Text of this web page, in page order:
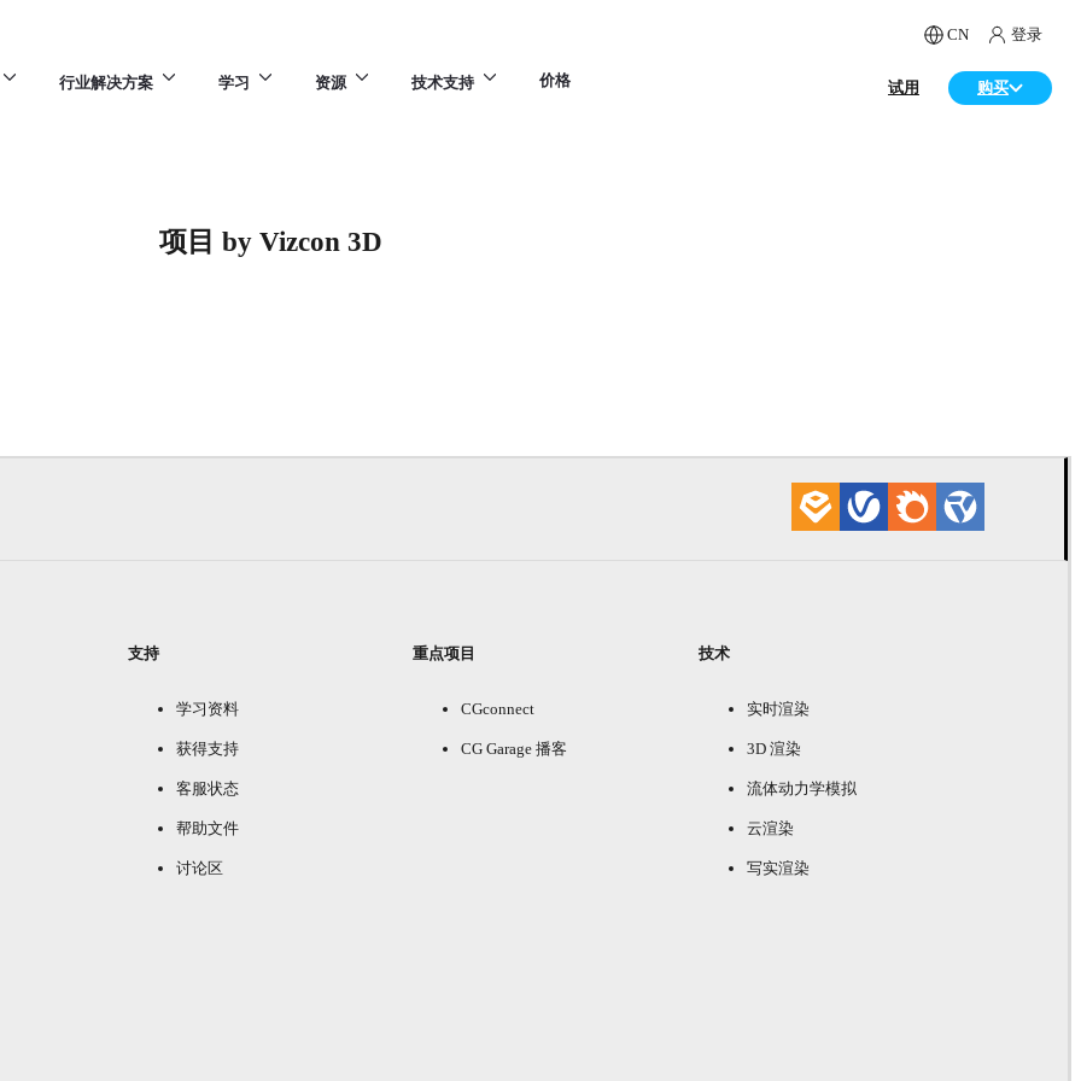
CN 登录
行业解决方案 学习 资源 技术支持 价格 试用 购买
项目 by Vizcon 3D
支持
学习资料
获得支持
客服状态
帮助文件
讨论区
重点项目
CGconnect
CG Garage 播客
技术
实时渲染
3D 渲染
流体动力学模拟
云渲染
写实渲染